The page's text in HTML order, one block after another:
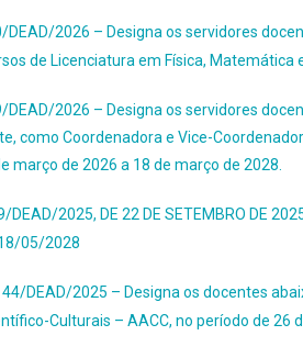
DEAD/2026 – Designa os servidores
de Licenciatura em Física, Matemática
DEAD/2026 – Designa os servidores
como Coordenadora e Vice-
março de 2026 a 18 de março de 2028.
DEAD/2025, DE 22 DE SETEMBRO DE
05/2028
44/DEAD/2025 – Designa os docentes
Culturais – AACC, no período de 26